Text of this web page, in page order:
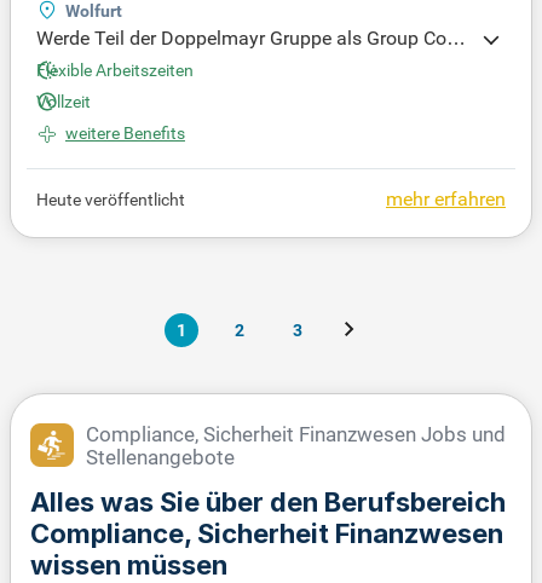
Wolfurt
Werde Teil der Doppelmayr Gruppe als Group Com
pliance Officer! Gestalte unsere Compliance-Strate
gie aktiv mit und fördere nachhaltiges Wachstum s
owie verantwortungsvolles Handeln. Bringe deine I
deen in der Doppelmayr Service GmbH in Wolfurt e
in!
Flexible Arbeitszeiten
Vollzeit
weitere Benefits
mehr erfahren
Heute veröffentlicht
1 2 3
Compliance, Sicherheit Finanzwesen Jobs und
Stellenangebote
Alles was Sie über den Berufsbereich
Compliance, Sicherheit Finanzwesen
wissen müssen